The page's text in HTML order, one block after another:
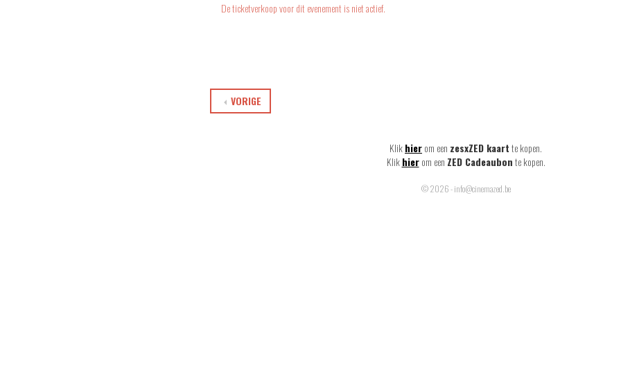
De ticketverkoop voor dit evenement is niet actief.
VORIGE
Klikhierom een zesxZED kaartte kopen.
Klik hier om een ZED Cadeaubonte kopen.
© 2026 - info@cinemazed.be